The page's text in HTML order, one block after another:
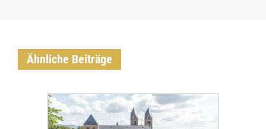
Ähnliche Beiträge